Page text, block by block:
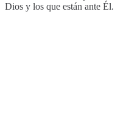
Dios y los que están ante Él.